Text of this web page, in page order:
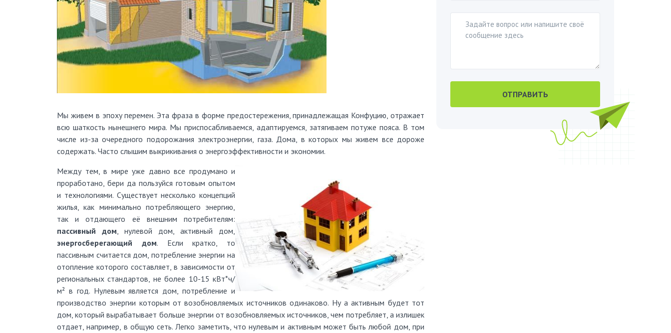
Мы живем в эпоху перемен. Эта фраза в форме предостережения, принадлежащая Конфуцию, отражает
всю шаткость нынешнего мира. Мы приспосабливаемся, адаптируемся, затягиваем потуже пояса. В том
числе из-за очередного подорожания электроэнергии, газа. Дома, в которых мы живем все дороже
содержать. Часто слышим выкрикивания о энергоэффективности и экономии.
Между тем, в мире уже давно все продумано и
проработано, бери да пользуйся готовым опытом
и технологиями. Существует несколько концепций
жилья, как минимально потребляющего энергию,
так и отдающего её внешним потребителям:
пассивный дом, нулевой дом, активный дом,
энергосберегающий дом. Если кратко, то
пассивным считается дом, потребление энергии на
отопление которого составляет, в зависимости от
региональных стандартов, не более 10-15 кВт*ч/
м² в год. Нулевым является дом, потребление и
производство энергии которым от возобновляемых источников одинаково. Ну а активным будет тот
дом, который вырабатывает больше энергии от возобновляемых источников, чем потребляет, а излишек
отдает, например, в общую сеть. Легко заметить, что нулевым и активным может быть любой дом, при
ОТПРАВИТЬ